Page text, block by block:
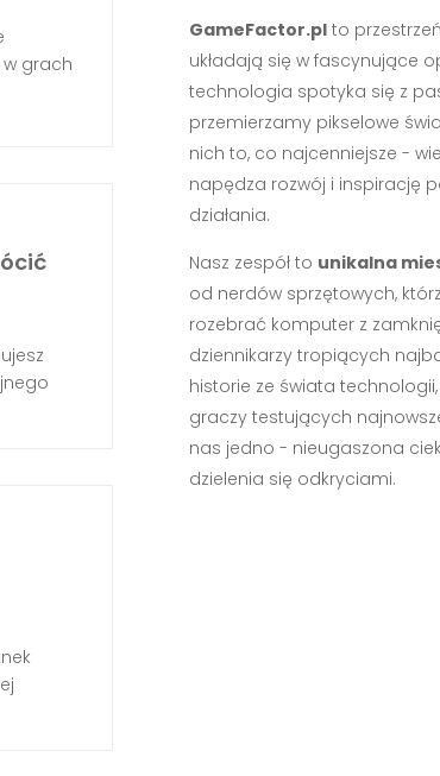
w grach
GameFactor.plto
układają się w fascynujące
technologia spotyka się z
przemierzamy pikselowe
nich to, co najcenniejsze -
napędza rozwój i inspirację
działania.
Nasz zespół to unikalna
od nerdów sprzętowych,
rozebrać komputer z
dziennikarzy tropiących
historie ze świata
graczy testujących
nas jedno - nieugaszona
dzielenia się odkryciami.